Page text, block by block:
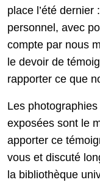
place l’été
personnel, avec
compte par nous
le devoir de
rapporter ce que
Les
exposées sont le
apporter ce
vous et discuté
la bibliothèque